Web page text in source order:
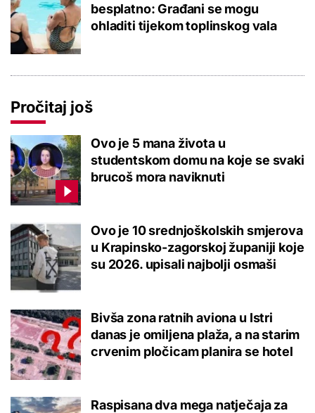
besplatno: Građani se mogu
ohladiti tijekom toplinskog vala
Pročitaj još
Ovo je 5 mana života u
studentskom domu na koje se svaki
brucoš mora naviknuti
Ovo je 10 srednjoškolskih smjerova
u Krapinsko-zagorskoj županiji koje
su 2026. upisali najbolji osmaši
Bivša zona ratnih aviona u Istri
danas je omiljena plaža, a na starim
crvenim pločicam planira se hotel
Raspisana dva mega natječaja za